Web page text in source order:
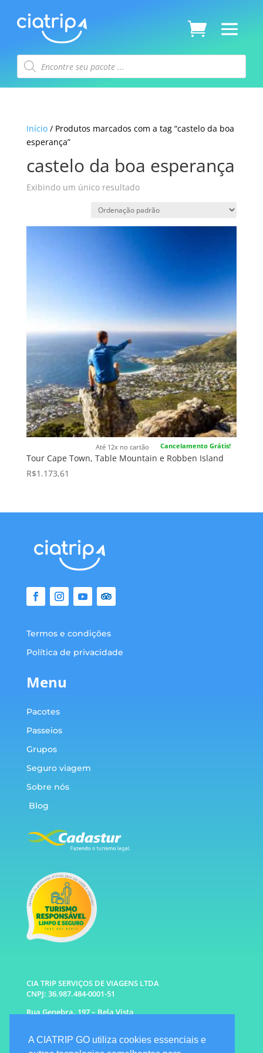
Pesquisar
produtos
Início/ Produtos marcados com a tag “castelo da boa
esperança”
castelo da boa esperança
Exibindo um único resultado
Até 12x no cartão Cancelamento Grátis!
Tour Cape Town, Table Mountain e Robben Island
R$1.173,61
Termos e condições
Política de privacidade
Menu
Pacotes
Passeios
Grupos
Seguro viagem
Sobre nós
Blog
CIA TRIP SERVIÇOS DE VIAGENS LTDA
CNPJ: 36.987.484-0001-51
Rua Genebra, 197 – Bela Vista
WhatsApp: (11) 96333-6677 |
A CIATRIP GO utiliza cookies essenciais e